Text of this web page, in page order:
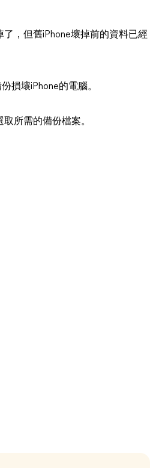
了，但舊iPhone壞掉前的資料已經
損壞iPhone的電腦。
取所需的備份檔案。